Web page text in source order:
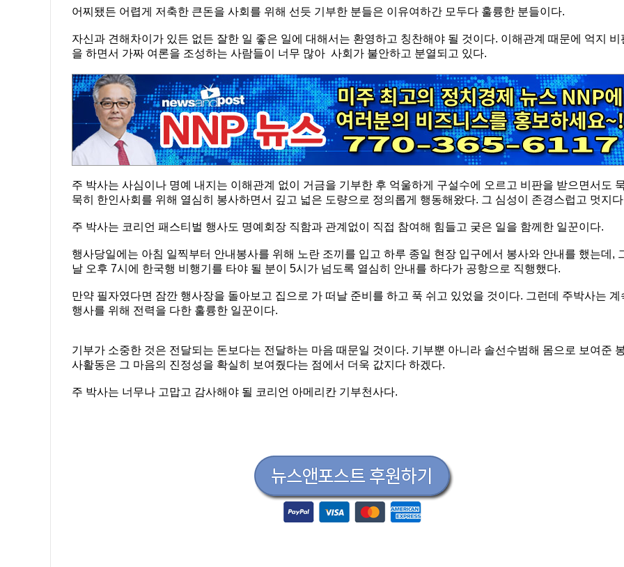
어찌됐든 어렵게 저축한 큰돈을 사회를 위해 선듯 기부한 분들은 이유여하간 모두다 훌륭한 분들이다.
자신과 견해차이가 있든 없든 잘한 일 좋은 일에 대해서는 환영하고 칭찬해야 될 것이다. 이해관계 때문에 억지 비
을 하면서 가짜 여론을 조성하는 사람들이 너무 많아 사회가 불안하고 분열되고 있다.
주 박사는 사심이나 명예 내지는 이해관계 없이 거금을 기부한 후 억울하게 구설수에 오르고 비판을 받으면서도
묵히 한인사회를 위해 열심히 봉사하면서 깊고 넓은 도량으로 정의롭게 행동해왔다. 그 심성이 존경스럽고 멋지
주 박사는 코리언 패스티벌 행사도 명예회장 직함과 관계없이 직접 참여해 힘들고 궂은 일을 함께한 일꾼이다.
행사당일에는 아침 일찍부터 안내봉사를 위해 노란 조끼를 입고 하루 종일 현장 입구에서 봉사와 안내를 했는데,
날 오후 7시에 한국행 비행기를 타야 될 분이 5시가 넘도록 열심히 안내를 하다가 공항으로 직행했다.
만약 필자였다면 잠깐 행사장을 돌아보고 집으로 가 떠날 준비를 하고 푹 쉬고 있었을 것이다. 그런데 주박사는 계
행사를 위해 전력을 다한 훌륭한 일꾼이다.
기부가 소중한 것은 전달되는 돈보다는 전달하는 마음 때문일 것이다. 기부뿐 아니라 솔선수범해 몸으로 보여준
사활동은 그 마음의 진정성을 확실히 보여줬다는 점에서 더욱 값지다 하겠다.
주 박사는 너무나 고맙고 감사해야 될 코리언 아메리칸 기부천사다.